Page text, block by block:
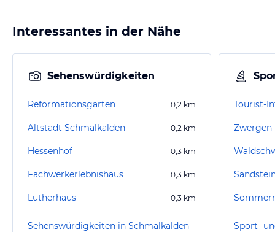
Interessantes in der Nähe
Sehenswürdigkeiten
Reformationsgarten 0,2 km
Altstadt Schmalkalden 0,2 km
Hessenhof 0,3 km
Fachwerkerlebnishaus 0,3 km
Lutherhaus 0,3 km
Sehenswürdigkeiten in Schmalkalden
Tourist-
Zwergen